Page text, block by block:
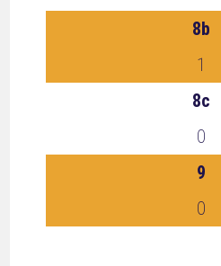
8b
1
8c
0
9
0